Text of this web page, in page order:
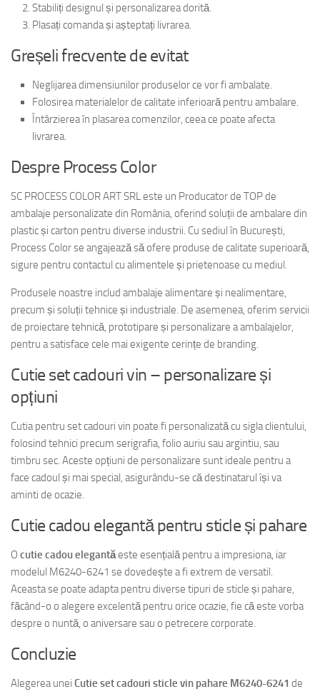
Stabiliți designul și personalizarea dorită.
Plasați comanda și așteptați livrarea.
Greșeli frecvente de evitat
Neglijarea dimensiunilor produselor ce vor fi ambalate.
Folosirea materialelor de calitate inferioară pentru ambalare.
Întârzierea în plasarea comenzilor, ceea ce poate afecta
livrarea.
Despre Process Color
SC PROCESS COLOR ART SRL este un Producator de TOP de
ambalaje personalizate din România, oferind soluții de ambalare din
plastic și carton pentru diverse industrii. Cu sediul în București,
Process Color se angajează să ofere produse de calitate superioară,
sigure pentru contactul cu alimentele și prietenoase cu mediul.
Produsele noastre includ ambalaje alimentare și nealimentare,
precum și soluții tehnice și industriale. De asemenea, oferim servicii
de proiectare tehnică, prototipare și personalizare a ambalajelor,
pentru a satisface cele mai exigente cerințe de branding.
Cutie set cadouri vin – personalizare și
opțiuni
Cutia pentru set cadouri vin poate fi personalizată cu sigla clientului,
folosind tehnici precum serigrafia, folio auriu sau argintiu, sau
timbru sec. Aceste opțiuni de personalizare sunt ideale pentru a
face cadoul și mai special, asigurându-se că destinatarul își va
aminti de ocazie.
Cutie cadou elegantă pentru sticle și pahare
O cutie cadou elegantăeste esențială pentru a impresiona, iar
modelul M6240-6241 se dovedește a fi extrem de versatil.
Aceasta se poate adapta pentru diverse tipuri de sticle și pahare,
făcând-o o alegere excelentă pentru orice ocazie, fie că este vorba
despre o nuntă, o aniversare sau o petrecere corporate.
Concluzie
Alegerea unei Cutie set cadouri sticle vin pahare M6240-6241 de